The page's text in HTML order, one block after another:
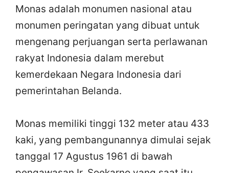
Monas adalah monumen nasional atau
monumen peringatan yang dibuat untuk
mengenang perjuangan serta perlawanan
rakyat Indonesia dalam merebut
kemerdekaan Negara Indonesia dari
pemerintahan Belanda.
Monas memiliki tinggi 132 meter atau 433
kaki, yang pembangunannya dimulai sejak
tanggal 17 Agustus 1961 di bawah